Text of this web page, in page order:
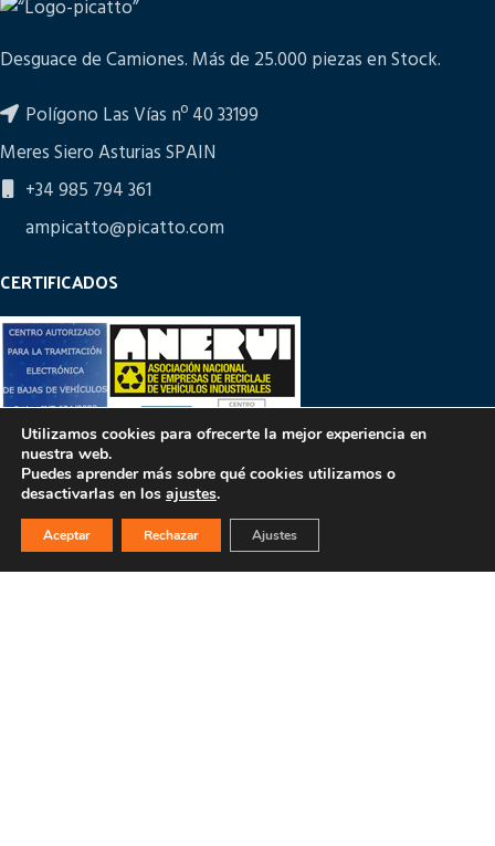
Desguace de Camiones. Más de 25.000 piezas en Stock.
Polígono Las Vías nº 40 33199
Meres Siero Asturias SPAIN
+34 985 794 361
ampicatto@picatto.com
CERTIFICADOS
PULSA PARA MÁS INFORMACIÓN
Utilizamos cookies para ofrecerte la mejor experiencia en
nuestra web.
Puedes aprender más sobre qué cookies utilizamos o
desactivarlas en los ajustes.
Aceptar Rechazar Ajustes